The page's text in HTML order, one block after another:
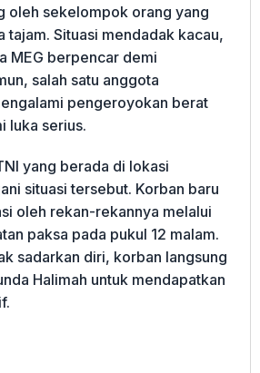
oleh sekelompok orang yang
tajam. Situasi mendadak kacau,
MEG berpencar demi
salah satu anggota
pengeroyokan berat
luka serius.
yang berada di lokasi
situasi tersebut. Korban baru
oleh rekan-rekannya melalui
paksa pada pukul 12 malam.
sadarkan diri, korban langsung
Halimah untuk mendapatkan